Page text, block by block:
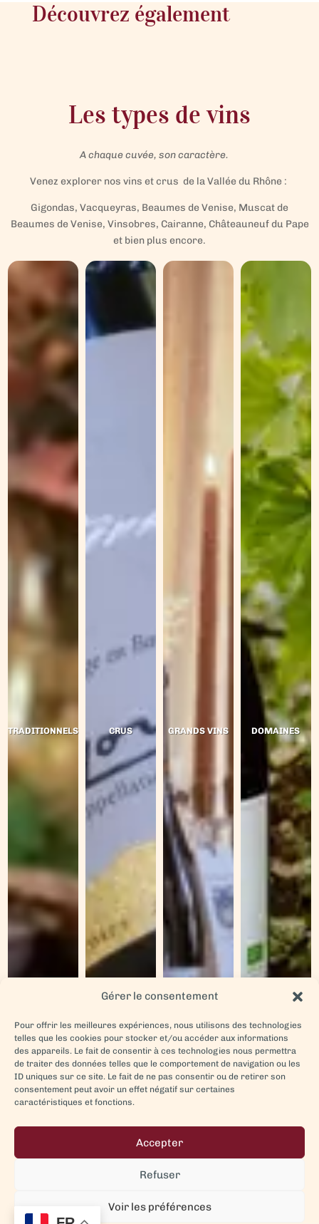
Gérer le consentement
Pour offrir les meilleures expériences, nous utilisons des technologies
telles que les cookies pour stocker et/ou accéder aux informations
des appareils. Le fait de consentir à ces technologies nous permettra
de traiter des données telles que le comportement de navigation ou les
ID uniques sur ce site. Le fait de ne pas consentir ou de retirer son
consentement peut avoir un effet négatif sur certaines
caractéristiques et fonctions.
Accepter
Refuser
Voir les préférences
Découvrez également
Les types de vins
A chaque cuvée, son caractère.
Venez explorer nos vins et crus de la Vallée du Rhône :
Gigondas, Vacqueyras, Beaumes de Venise, Muscat de
Beaumes de Venise, Vinsobres, Cairanne, Châteauneuf du Pape
et bien plus encore.
TRADITIONNELS CRUS GRANDS VINS DOMAINES